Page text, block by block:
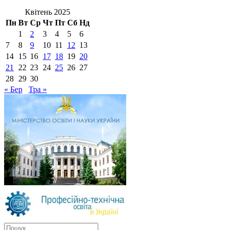
Квітень 2025
Пн Вт Ср Чт Пт Сб Нд
1
2 3 4 5
6
7
8 9 10 11 12 13
14 15 16 17 18 19 20
21
22 23 24 25 26 27
28 29 30
« Бер
Тра »